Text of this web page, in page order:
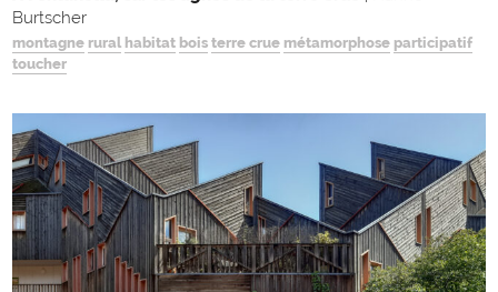
Burtscher
montagne rural habitat bois terre crue métamorphose participatif
toucher